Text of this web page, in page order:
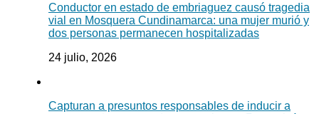
Conductor en estado de embriaguez causó tragedia
vial en Mosquera Cundinamarca: una mujer murió y
dos personas permanecen hospitalizadas
24 julio, 2026
Capturan a presuntos responsables de inducir a